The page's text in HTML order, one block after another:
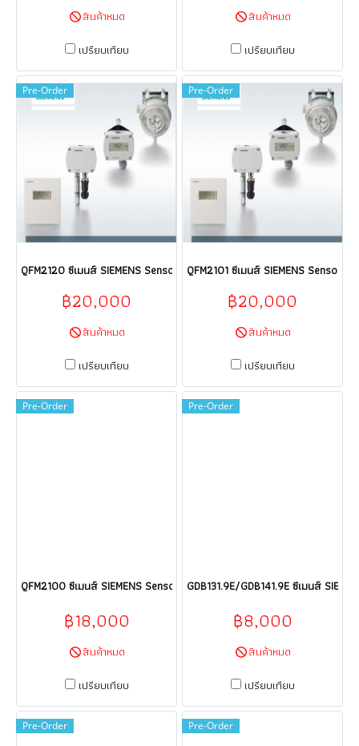
สินค้าหมด
เปรียบเทียบ
สินค้าหมด
เปรียบเทียบ
Pre-Order
QFM2120 ซีเมนส์ SIEMENS Sensor HVAC products HVAC building
฿20,000
สินค้าหมด
เปรียบเทียบ
Pre-Order
QFM2101 ซีเมนส์ SIEMENS Sensor
฿20,000
สินค้าหมด
เปรียบเทียบ
Pre-Order
QFM2100 ซีเมนส์ SIEMENS Sensor HVAC products HVAC building
฿18,000
สินค้าหมด
เปรียบเทียบ
Pre-Order
GDB131.9E/GDB141.9E ซีเมนส์
฿8,000
สินค้าหมด
เปรียบเทียบ
Pre-Order Pre-Order